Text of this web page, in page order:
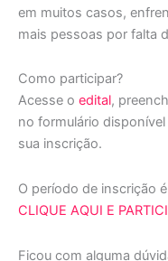
em muitos casos,
mais pessoas por falta
Como participar?
Acesse o edital,
no formulário
sua inscrição.
O período de inscrição
CLIQUE AQUI E
Ficou com alguma